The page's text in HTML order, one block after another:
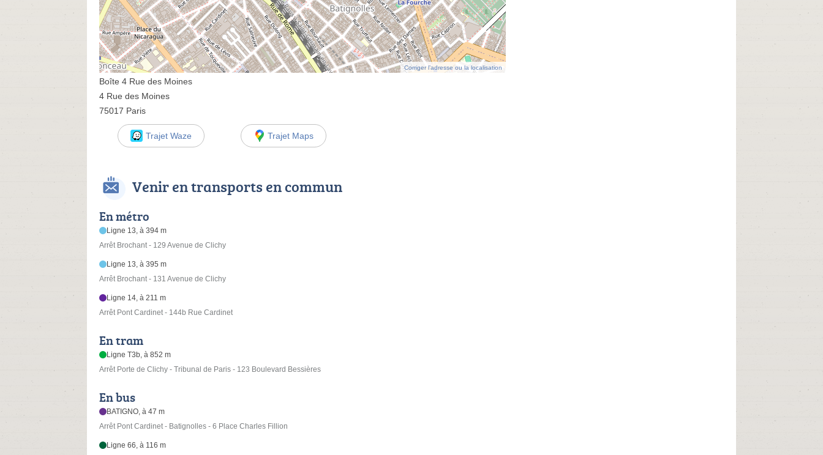
Corriger l’adresse ou la localisation
Boîte 4 Rue des Moines
4 Rue des Moines
75017 Paris
Trajet Waze Trajet Maps
Venir en transports en commun
En métro
Ligne 13, à 394 m
Arrêt Brochant - 129 Avenue de Clichy
Ligne 13, à 395 m
Arrêt Brochant - 131 Avenue de Clichy
Ligne 14, à 211 m
Arrêt Pont Cardinet - 144b Rue Cardinet
En tram
Ligne T3b, à 852 m
Arrêt Porte de Clichy - Tribunal de Paris - 123 Boulevard Bessières
En bus
BATIGNO, à 47 m
Arrêt Pont Cardinet - Batignolles - 6 Place Charles Fillion
Ligne 66, à 116 m